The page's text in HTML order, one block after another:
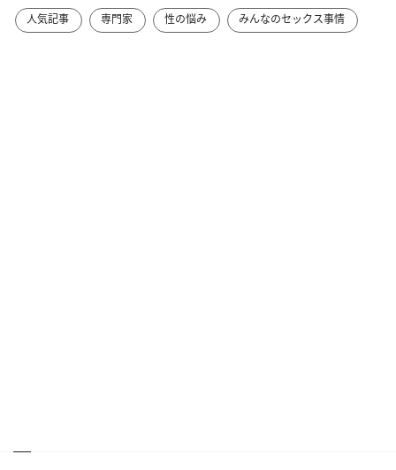
人気記事 専門家 性の悩み みんなのセックス事情